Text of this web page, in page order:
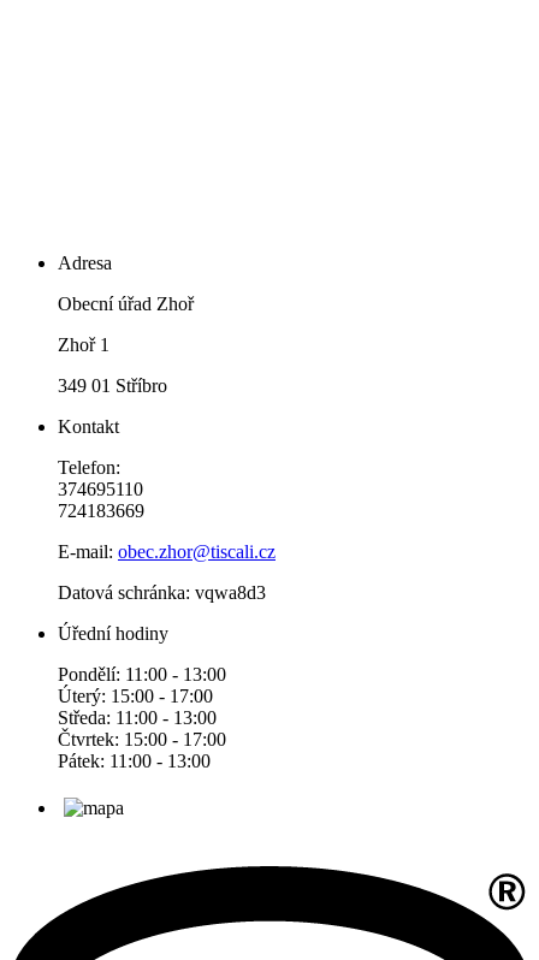
Adresa
Obecní úřad Zhoř
Zhoř 1
349 01 Stříbro
Kontakt
Telefon:
374695110
724183669
E-mail: obec.zhor@tiscali.cz
Datová schránka: vqwa8d3
Úřední hodiny
Pondělí: 11:00 - 13:00
Úterý: 15:00 - 17:00
Středa: 11:00 - 13:00
Čtvrtek: 15:00 - 17:00
Pátek: 11:00 - 13:00